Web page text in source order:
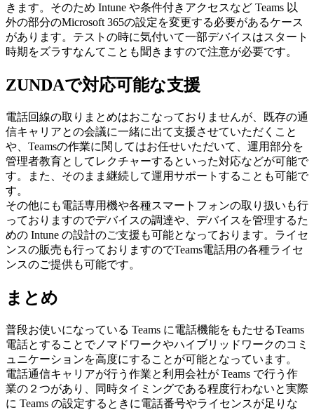
きます。そのため Intune や条件付きアクセスなど Teams 以
外の部分のMicrosoft 365の設定を変更する必要があるケース
があります。テストの時に気付いて一部デバイスはスタート
時期をズラすなんてことも聞きますので注意が必要です。
ZUNDAで対応可能な支援
電話回線の取りまとめはおこなっておりませんが、既存の通
信キャリアとの会議に一緒に出て支援させていただくこと
や、Teamsの作業に関してはお任せいただいて、運用部分を
管理者教育としてレクチャーするといった対応などが可能で
す。また、そのまま継続して運用サポートすることも可能で
す。
その他にも電話専用機や各種スマートフォンの取り扱いも行
っておりますのでデバイスの調達や、デバイスを管理するた
めの Intune の設計のご支援も可能となっております。ライセ
ンスの販売も行っておりますのでTeams電話用の各種ライセ
ンスのご提供も可能です。
まとめ
普段お使いになっている Teams に電話機能をもたせるTeams
電話とすることでノマドワークやハイブリッドワークのコミ
ュニケーションを高度にすることが可能となっています。
電話通信キャリアが行う作業と利用会社が Teams で行う作
業の２つがあり、同時タイミングである程度行わないと実際
に Teams の設定するときに電話番号やライセンスが足りな